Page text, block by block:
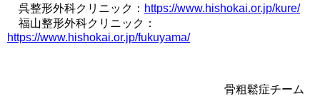
呉整形外科クリニック： https://www.hishokai.or.jp/kure/
福山整形外科クリニック：
https://www.hishokai.or.jp/fukuyama/
骨粗鬆症チーム